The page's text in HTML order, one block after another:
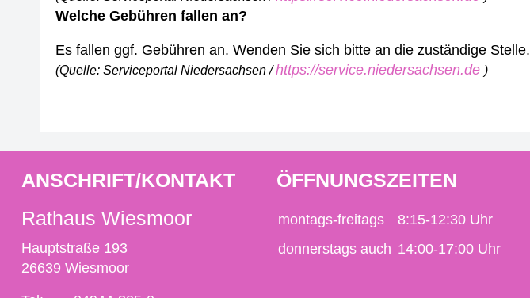
Welche Gebühren fallen an?
Es fallen ggf. Gebühren an. Wenden Sie sich bitte an die zuständige Stelle.
(Quelle: Serviceportal Niedersachsen /https://service.niedersachsen.de )
ANSCHRIFT/KONTAKT
Rathaus Wiesmoor
Hauptstraße 193
26639 Wiesmoor
ÖFFNUNGSZEITEN
montags-freitags
8:15-12:30 Uhr
donnerstags auch 14:00-17:00 Uhr